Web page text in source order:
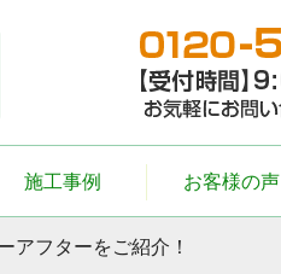
施工事例 お客様の声
アフターをご紹介！